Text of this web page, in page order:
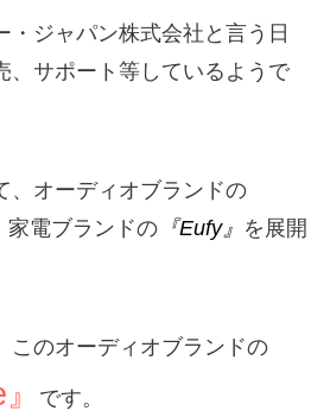
・ジャパン株式会社と言う日
、サポート等しているようで
、オーディオブランドの
家電ブランドの『Eufy』 を展開
このオーディオブランドの
です。